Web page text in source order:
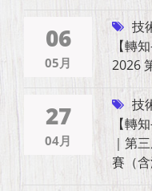
06
05月
技
【轉
2026
27
04月
技
【轉
｜第
賽（含